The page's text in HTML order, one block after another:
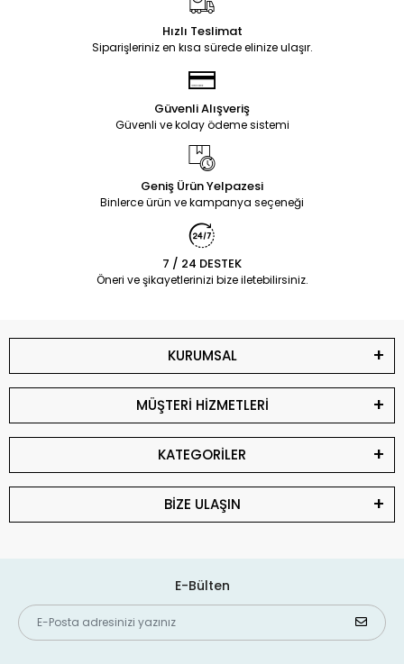
Hızlı Teslimat
Siparişleriniz en kısa sürede elinize ulaşır.
Güvenli Alışveriş
Güvenli ve kolay ödeme sistemi
Geniş Ürün Yelpazesi
Binlerce ürün ve kampanya seçeneği
7 / 24 DESTEK
Öneri ve şikayetlerinizi bize iletebilirsiniz.
KURUMSAL
MÜŞTERİ HİZMETLERİ
KATEGORİLER
BİZE ULAŞIN
E-Bülten